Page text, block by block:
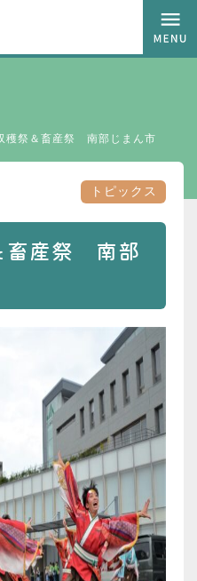
穫祭＆畜産祭 南部じまん市
トピックス
畜産祭 南部